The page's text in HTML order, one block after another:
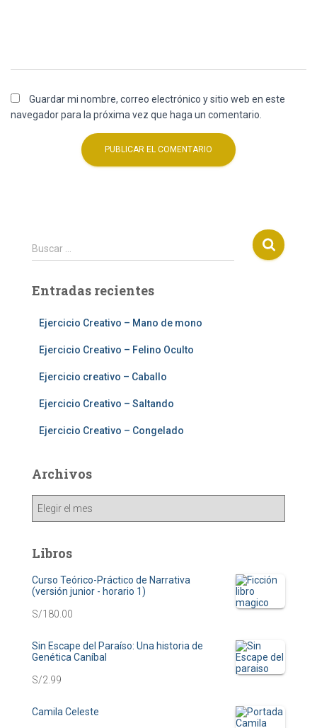
Guardar mi nombre, correo electrónico y sitio web en este
navegador para la próxima vez que haga un comentario.
B
u
c
Buscar …
Entradas recientes
Ejercicio Creativo – Mano de mono
Ejercicio Creativo – Felino Oculto
Ejercicio creativo – Caballo
Ejercicio Creativo – Saltando
Ejercicio Creativo – Congelado
Archivos
h
v
o
s
Libros
Curso Teórico-Práctico de Narrativa
(versión junior - horario 1)
S/180.00
Sin Escape del Paraíso: Una historia de
Genética Caníbal
S/2.99
Camila Celeste